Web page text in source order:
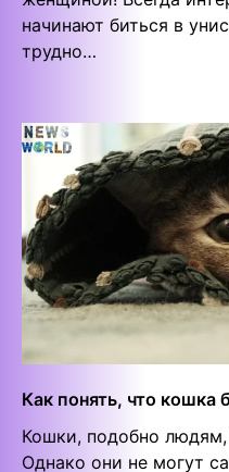
начинают биться в
трудно…
Как понять, что кошка
Кошки, подобно людям,
Однако они не могут